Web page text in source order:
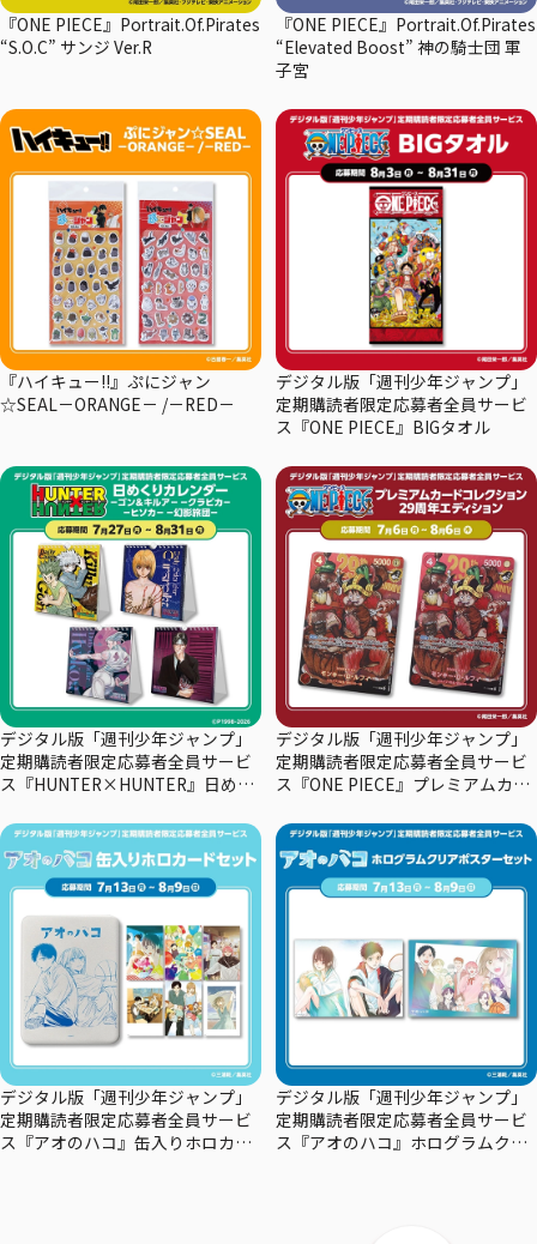
『ONE PIECE』Portrait.Of.Pirates
“S.O.C” サンジ Ver.R
『ONE PIECE』Portrait.Of.Pirates
“Elevated Boost” 神の騎士団 軍
子宮
『ハイキュー!!』ぷにジャン
☆SEAL－ORANGE－ /－RED－
デジタル版「週刊少年ジャンプ」
定期購読者限定応募者全員サービ
ス『ONE PIECE』BIGタオル
デジタル版「週刊少年ジャンプ」
定期購読者限定応募者全員サービ
ス『HUNTER×HUNTER』日めく
デジタル版「週刊少年ジャンプ」
定期購読者限定応募者全員サービ
ス『ONE PIECE』プレミアムカー
ン
デジタル版「週刊少年ジャンプ」
定期購読者限定応募者全員サービ
ス『アオのハコ』缶入りホロカー
デジタル版「週刊少年ジャンプ」
定期購読者限定応募者全員サービ
ス『アオのハコ』ホログラムクリ